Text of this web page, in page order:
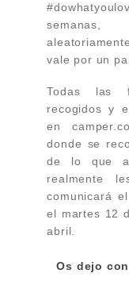
vale por un
Todas las
recogidos y
en
donde se
de lo que a
realmente
comunicará
el martes 12
abril.
Os dejo